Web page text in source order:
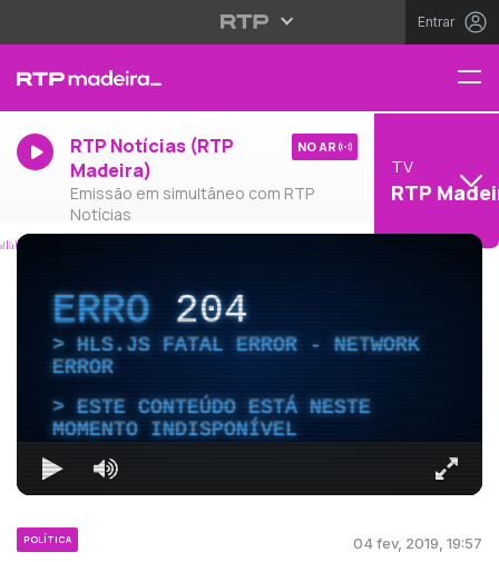
Entrar
RTP Notícias (RTP
Madeira)
Emissão em simultâneo com RTP
Notícias
NO AR
TV
RTP
ERRO204
HLS.JS FATAL ERROR - NETWORK
ERROR
ESTE CONTEÚDO ESTÁ NESTE
MOMENTO INDISPONÍVEL
POLÍTICA 04 fev, 2019, 19:57